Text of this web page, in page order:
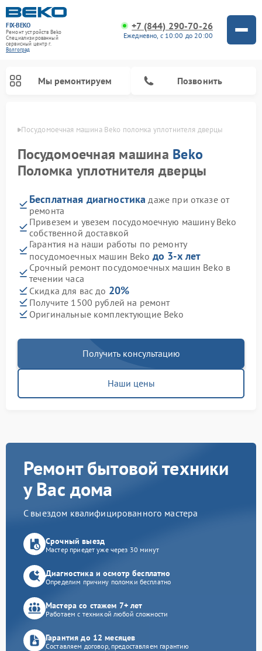
FIX-BEKO
Ремонт устройств Beko
Специализированный
cервисный центр г.
Волгоград
+7 (844) 290-70-26
Ежедневно, с 10:00 до 20:00
Мы ремонтируем Позвонить
Посудомоечная машина Beko поломка уплотнителя дверцы
Посудомоечная машина Beko
Поломка уплотнителя дверцы
Бесплатная диагностика даже при отказе от
ремонта
Привезем и увезем посудомоечную машину Beko
собственной доставкой
Гарантия на наши работы по ремонту
посудомоечных машин Beko до 3-х лет
Срочный ремонт посудомоечных машин Beko в
течении часа
Скидка для вас до 20%
Получите 1500 рублей на ремонт
Оригинальные комплектующие Beko
Получить консультацию
Наши цены
Ремонт бытовой техники
у Вас дома
С выездом квалифицированного мастера
Срочный выезд
Мастер приедет уже через 30 минут
Диагностика и осмотр бесплатно
Определим причину поломки бесплатно
Мастера со стажем 7+ лет
Работаем с техникой любой сложности
Гарантия до 12 месяцев
Составляем договор, предоставляем гарантию